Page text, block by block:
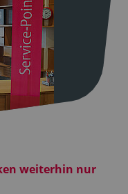
weiterhin nur